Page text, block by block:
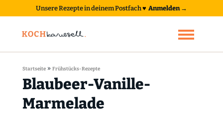
Unsere Rezepte in deinem Postfach♥ Anmelden →
Startseite» Frühstücks-Rezepte
Blaubeer-Vanille-
Marmelade